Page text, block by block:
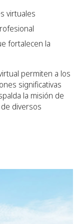
virtuales
fortalecen la
permiten a los
significativas
la misión de
diversos